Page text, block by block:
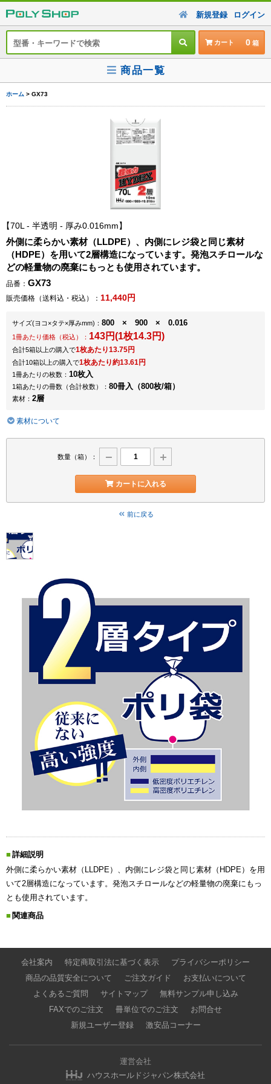
新規登録 ログイン
カート 0
商品一覧
ホーム > GX73
70L - 半透明 - 厚み0.016mm
外側に柔らかい素材（LLDPE）、内側にレジ袋と同じ素材
（HDPE）を用いて2層構造になっています。発泡スチロールな
どの軽量物の廃棄にもっとも使用されています。
品番： GX73
販売価格（送料込・税込）： 11,440円
サイズ(ヨコ×タテ×厚みmm) ： 800 × 900 × 0.016
1冊あたり価格（税込）： 143円(1枚14.3円)
合計5箱以上の購入で1枚あたり13.75円
合計10箱以上の購入で1枚あたり約13.61円
1冊あたりの枚数： 10枚入
1箱あたりの冊数（合計枚数）： 80冊入（800枚/箱）
素材： 2層
素材について
数量（箱）：
カートに入れる
前に戻る
詳細説明
外側に柔らかい素材（LLDPE）、内側にレジ袋と同じ素材（HDPE）を用
いて2層構造になっています。発泡スチロールなどの軽量物の廃棄にもっ
とも使用されています。
関連商品
会社案内 特定商取引法に基づく表示
プライバシーポリシー
商品の品質安全について
ご注文ガイド
お支払いについて
よくあるご質問
サイトマップ
無料サンプル申し込み
FAXでのご注文
冊単位でのご注文
お問合せ
新規ユーザー登録
激安品コーナー
運営会社
ハウスホールドジャパン株式会社